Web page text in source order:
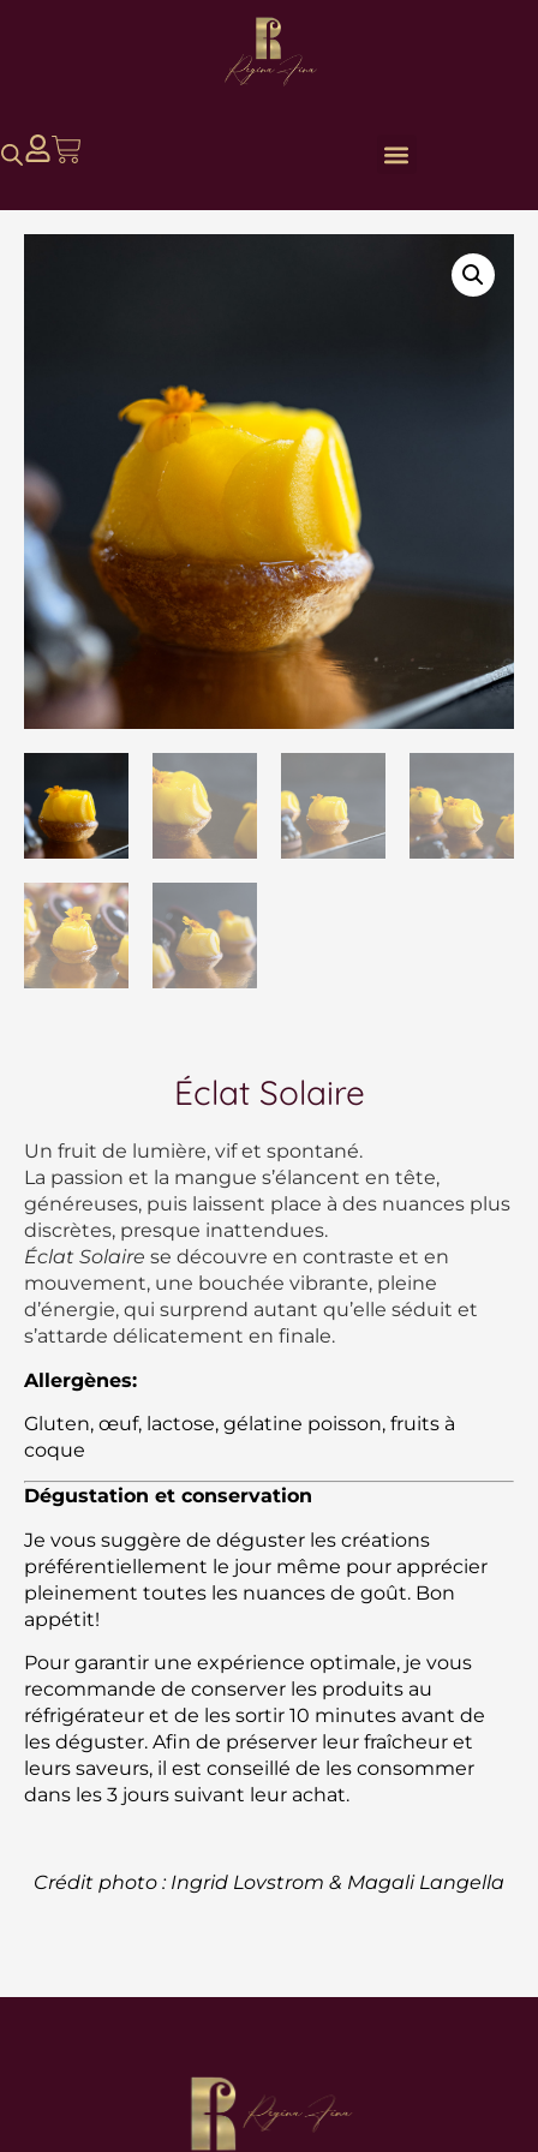
Éclat Solaire
Un fruit de lumière, vif et spontané.
La passion et la mangue s’élancent en tête,
généreuses, puis laissent place à des nuances plus
discrètes, presque inattendues.
Éclat Solaire se découvre en contraste et en
mouvement, une bouchée vibrante, pleine
d’énergie, qui surprend autant qu’elle séduit et
s’attarde délicatement en finale.
Allergènes:
Gluten, œuf, lactose, gélatine poisson, fruits à
coque
Dégustation et conservation
Je vous suggère de déguster les créations
préférentiellement le jour même pour apprécier
pleinement toutes les nuances de goût. Bon
appétit!
Pour garantir une expérience optimale, je vous
recommande de conserver les produits au
réfrigérateur et de les sortir 10 minutes avant de
les déguster. Afin de préserver leur fraîcheur et
leurs saveurs, il est conseillé de les consommer
dans les 3 jours suivant leur achat.
Crédit photo : Ingrid Lovstrom & Magali Langella